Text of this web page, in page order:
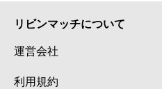
リビンマッチについて
運営会社
利用規約